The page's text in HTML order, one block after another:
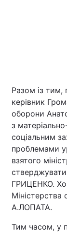
Разом із тим,
керівник
оборони
з
соціальним
проблемами
взятого
ГРИЦЕНКО.
Міністерства
А.ЛОПАТА.
Тим часом, у